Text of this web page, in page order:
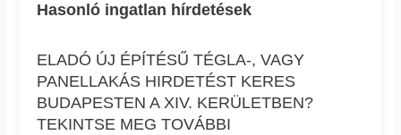
Hasonló ingatlan hírdetések
ELADÓ ÚJ ÉPÍTÉSŰ TÉGLA-, VAGY
PANELLAKÁS HIRDETÉST KERES
BUDAPESTEN A XIV. KERÜLETBEN?
TEKINTSE MEG TOVÁBBI